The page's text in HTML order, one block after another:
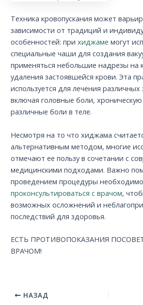
Техника кровопускания может
зависимости от традиций и
особенностей: прихиджаме могут
специальные чаши для создания
применяться небольшие надрезы на
удаления застоявшейся крови. Эта
используется для лечения различных
включая головные боли, хроническую
различные боли в теле.
Несмотря на то что хиджама
альтернативным методом, многие
отмечают ее пользу в сочетании с
медицинскими подходами. Важно
проведением процедуры необходимо
проконсультироваться с врачом,
возможных осложнений и
последствий для здоровья.
ЕСТЬ ПРОТИВОПОКАЗАНИЯ
ВРАЧОМ!
НАЗАД